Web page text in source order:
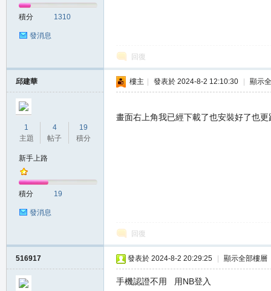
積分 1310
發消息
回復
邱建華
1
主題
4
帖子
19
積分
新手上路
積分 19
發消息
樓主 發表於 2024-8-2 12:10:30 顯示
畫面右上角我已經下載了也安裝好了也
回復
516917 發表於 2024-8-2 20:29:25 顯示全部樓層
手機認證不用 用NB登入